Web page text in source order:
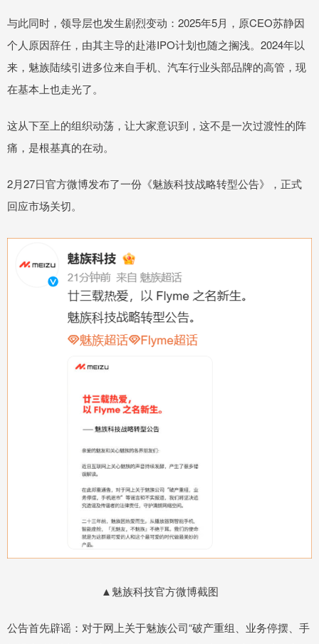
与此同时，领导层也发生剧烈变动：2025年5月，原CEO苏静因
个人原因辞任，由其主导的赴港IPO计划也随之搁浅。2024年以
来，魅族陆续引进多位来自手机、汽车行业头部品牌的高管，现
在基本上也走光了。
这从下至上的组织动荡，让大家意识到，这不是一次过渡性的阵
痛，是根基真的在动。
2月27日官方微博发布了一份《魅族科技战略转型公告》，正式
回应市场关切。
▲魅族科技官方微博截图
公告首先辟谣：对于网上关于魅族公司“破产重组、业务停摆、手